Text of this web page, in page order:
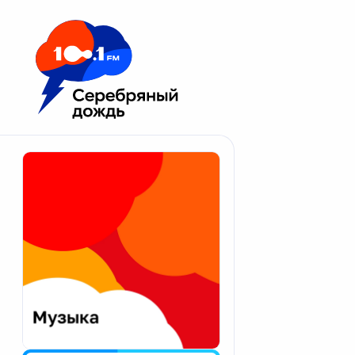
Москва 100.1 FM
Апатиты
Екатеринбург
Калининград
Калуга